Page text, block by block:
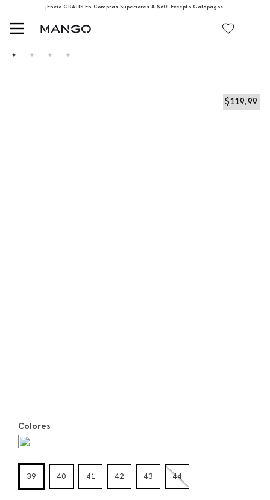
¡Envío GRATIS En Compras Superiores A $60! Excepto Galápagos.
$119,99
Colores
39 40 41 42 43 44